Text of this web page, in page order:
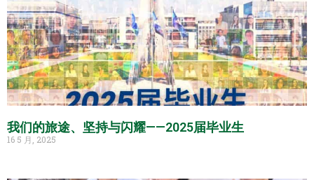
我们的旅途、坚持与闪耀——2025届毕业生
16 5 月, 2025